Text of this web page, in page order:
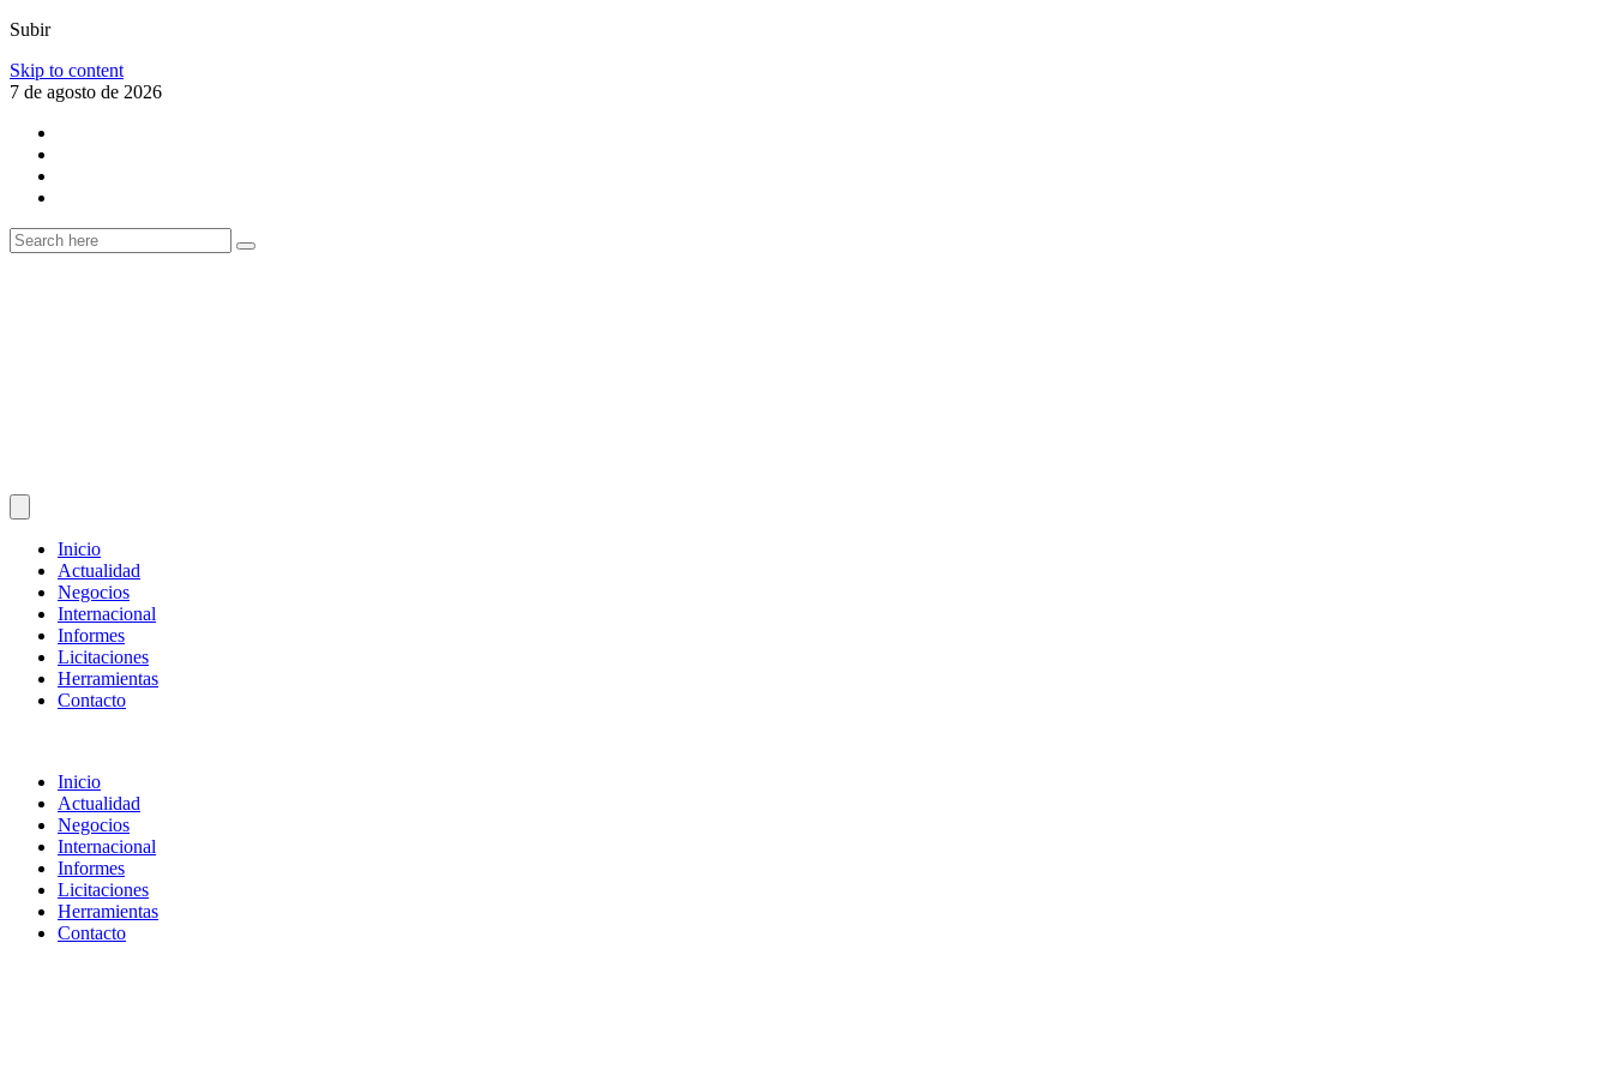
Subir
Skip to content
7 de agosto de 2026
Inicio
Actualidad
Negocios
Internacional
Informes
Licitaciones
Herramientas
Contacto
Inicio
Actualidad
Negocios
Internacional
Informes
Licitaciones
Herramientas
Contacto